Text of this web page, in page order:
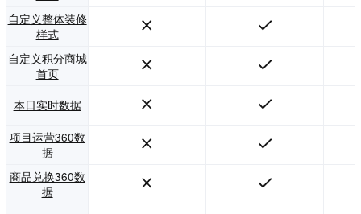
自定义整体装修
样式
自定义积分商城
首页
本日实时数据
项目运营360数
据
商品兑换360数
据